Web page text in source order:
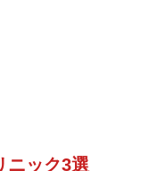
ニック3選